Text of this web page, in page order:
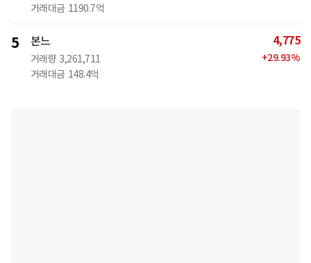
거래대금 1190.7억
5 본느
거래량 3,261,711
거래대금 148.4억
4,775
+29.93%